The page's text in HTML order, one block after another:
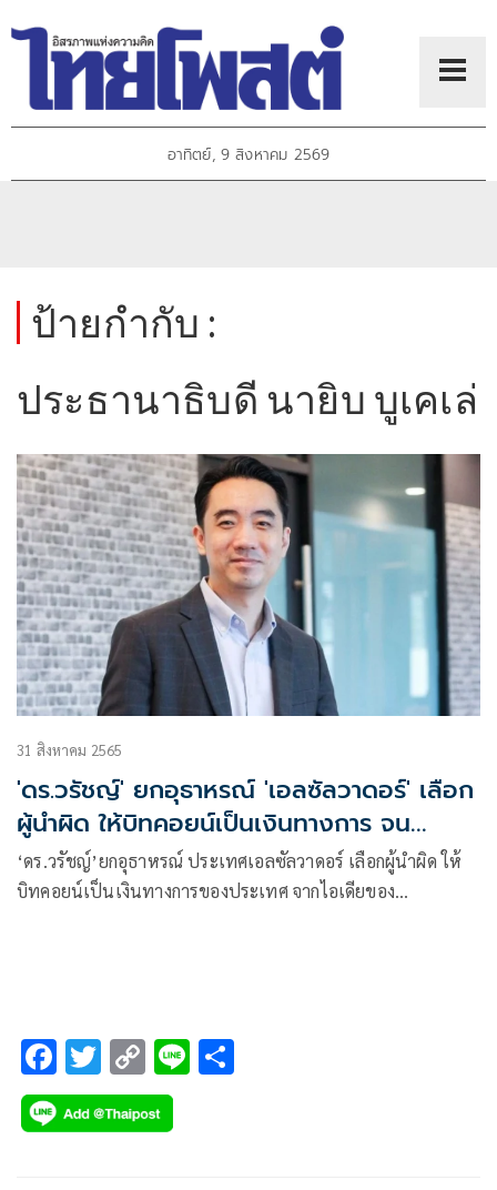
อาทิตย์, 9 สิงหาคม 2569
ป้ายกำกับ :
ประธานาธิบดี นายิบ บูเคเล่
31 สิงหาคม 2565
'ดร.วรัชญ์' ยกอุธาหรณ์ 'เอลซัลวาดอร์' เลือก
ผู้นำผิด ให้บิทคอยน์เป็นเงินทางการ จน
ประเทศล้มละลาย
‘ดร.วรัชญ์’ยกอุธาหรณ์ ประเทศเอลซัลวาดอร์ เลือกผู้นำผิด ให้
บิทคอยน์เป็นเงินทางการของประเทศ จากไอเดียของ
F
ac
e
T
wi
tt
C
o
p
Li